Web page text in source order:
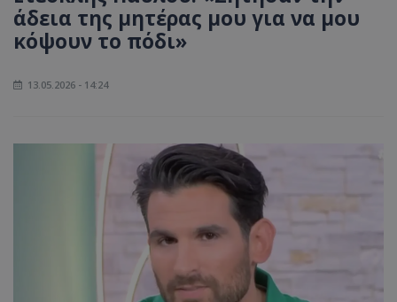
άδεια της μητέρας μου για να μου
κόψουν το πόδι»
13.05.2026 - 14:24